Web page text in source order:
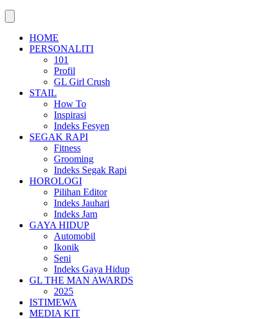
HOME
PERSONALITI
101
Profil
GL Girl Crush
STAIL
How To
Inspirasi
Indeks Fesyen
SEGAK RAPI
Fitness
Grooming
Indeks Segak Rapi
HOROLOGI
Pilihan Editor
Indeks Jauhari
Indeks Jam
GAYA HIDUP
Automobil
Ikonik
Seni
Indeks Gaya Hidup
GL THE MAN AWARDS
2025
ISTIMEWA
MEDIA KIT